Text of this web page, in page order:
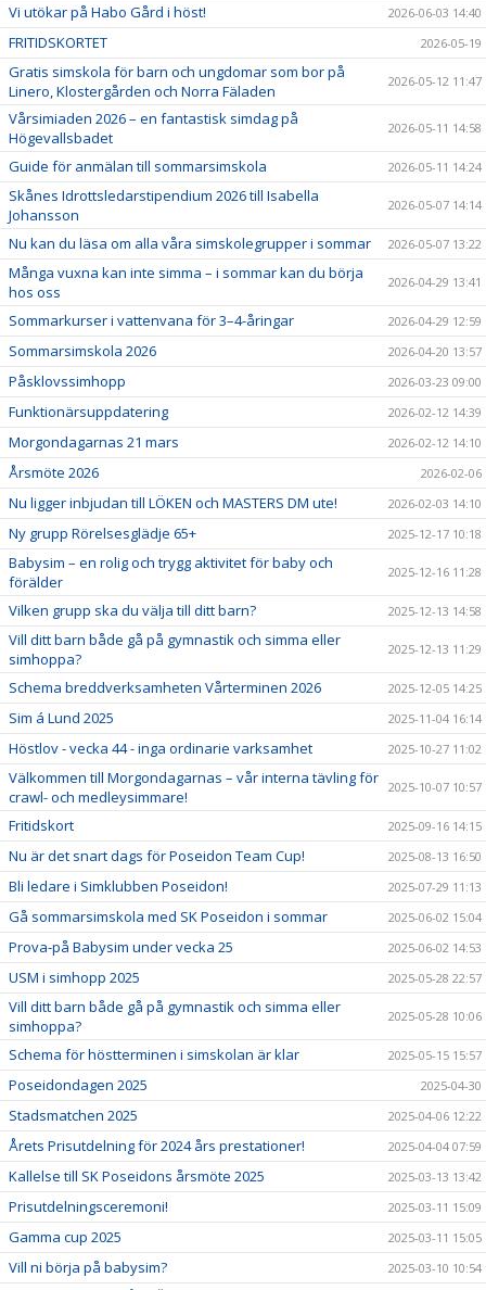
Vi utökar på Habo Gård i höst! 2026-06-03 14:40
FRITIDSKORTET 2026-05-19
Gratis simskola för barn och ungdomar som bor på
Linero, Klostergården och Norra Fäladen
2026-05-12 11:47
Vårsimiaden 2026 – en fantastisk simdag på
Högevallsbadet
2026-05-11 14:58
Guide för anmälan till sommarsimskola 2026-05-11 14:24
Skånes Idrottsledarstipendium 2026 till Isabella
Johansson
2026-05-07 14:14
Nu kan du läsa om alla våra simskolegrupper i sommar 2026-05-07 13:22
Många vuxna kan inte simma – i sommar kan du börja
hos oss
2026-04-29 13:41
Sommarkurser i vattenvana för 3–4-åringar 2026-04-29 12:59
Sommarsimskola 2026 2026-04-20 13:57
Påsklovssimhopp 2026-03-23 09:00
Funktionärsuppdatering 2026-02-12 14:39
Morgondagarnas 21 mars 2026-02-12 14:10
Årsmöte 2026 2026-02-06
Nu ligger inbjudan till LÖKEN och MASTERS DM ute! 2026-02-03 14:10
Ny grupp Rörelsesglädje 65+ 2025-12-17 10:18
Babysim – en rolig och trygg aktivitet för baby och
förälder
2025-12-16 11:28
Vilken grupp ska du välja till ditt barn? 2025-12-13 14:58
Vill ditt barn både gå på gymnastik och simma eller
simhoppa?
2025-12-13 11:29
Schema breddverksamheten Vårterminen 2026 2025-12-05 14:25
Sim á Lund 2025 2025-11-04 16:14
Höstlov - vecka 44 - inga ordinarie varksamhet 2025-10-27 11:02
Välkommen till Morgondagarnas – vår interna tävling för
crawl- och medleysimmare!
2025-10-07 10:57
Fritidskort 2025-09-16 14:15
Nu är det snart dags för Poseidon Team Cup! 2025-08-13 16:50
Bli ledare i Simklubben Poseidon! 2025-07-29 11:13
Gå sommarsimskola med SK Poseidon i sommar 2025-06-02 15:04
Prova-på Babysim under vecka 25 2025-06-02 14:53
USM i simhopp 2025 2025-05-28 22:57
Vill ditt barn både gå på gymnastik och simma eller
simhoppa?
2025-05-28 10:06
Schema för höstterminen i simskolan är klar 2025-05-15 15:57
Poseidondagen 2025 2025-04-30
Stadsmatchen 2025 2025-04-06 12:22
Årets Prisutdelning för 2024 års prestationer! 2025-04-04 07:59
Kallelse till SK Poseidons årsmöte 2025 2025-03-13 13:42
Prisutdelningsceremoni! 2025-03-11 15:09
Gamma cup 2025 2025-03-11 15:05
Vill ni börja på babysim? 2025-03-10 10:54